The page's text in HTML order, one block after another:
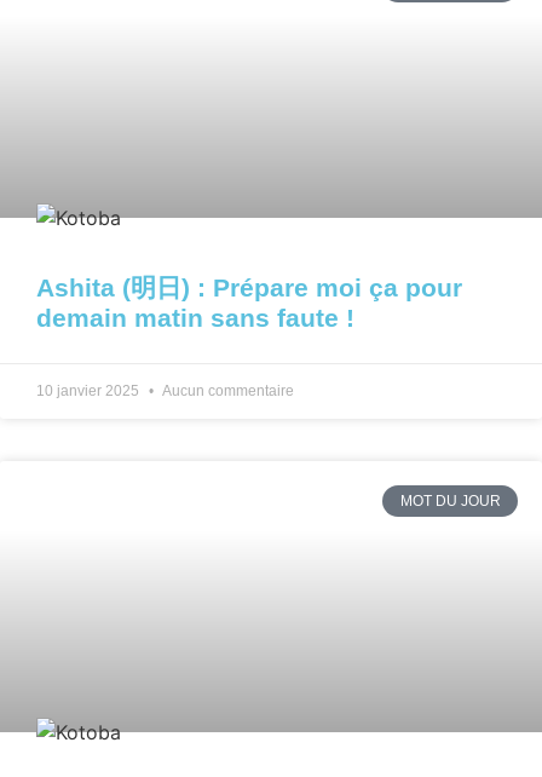
Ashita (明日) : Prépare moi ça pour
demain matin sans faute !
10 janvier 2025 Aucun commentaire
MOT DU JOUR